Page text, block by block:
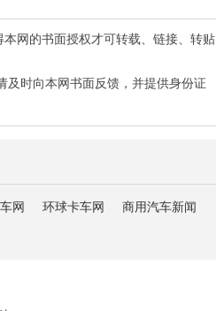
网的书面授权才可转载、链接、转贴
时向本网书面反馈，并提供身份证
网 环球卡车网
商用汽车新闻